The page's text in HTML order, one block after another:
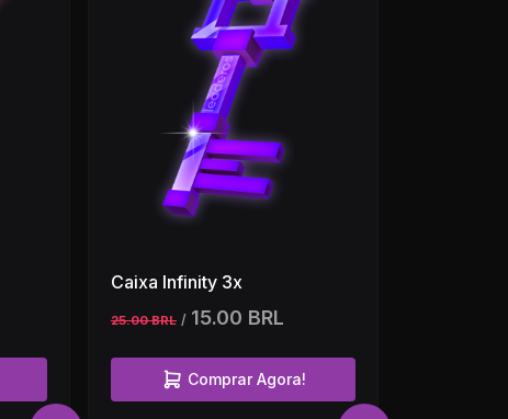
Caixa Infinity 3x
25.00 BRL / 15.00 BRL
Comprar Agora!